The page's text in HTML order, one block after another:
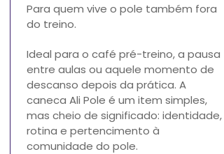
Para quem vive o pole também fora
do treino.
Ideal para o café pré-treino, a pausa
entre aulas ou aquele momento de
descanso depois da prática. A
caneca Ali Pole é um item simples,
mas cheio de significado: identidade,
rotina e pertencimento à
comunidade do pole.